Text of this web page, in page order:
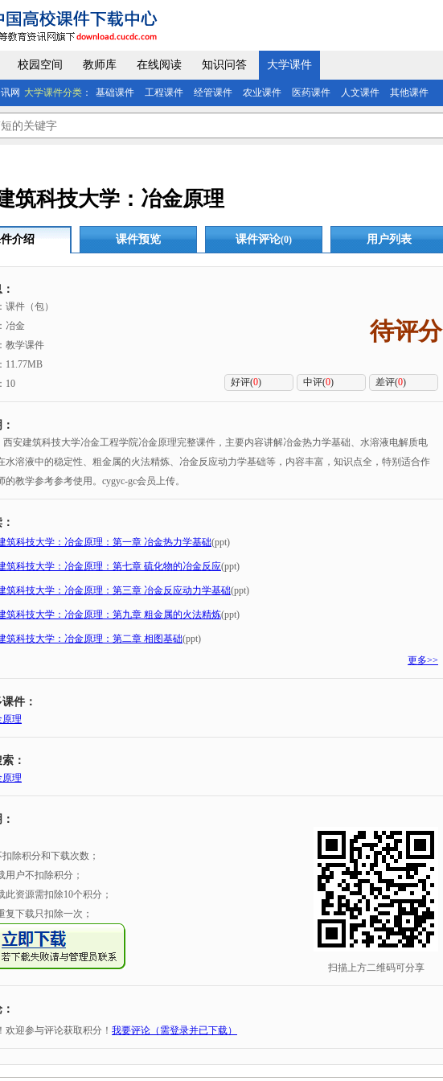
校园空间 教师库 在线阅读 知识问答 大学课件
网 大学课件分类 ： 基础课件 工程课件 经管课件 农业课件 医药课件 人文课件 其他课件
筑科技大学：冶金原理
介绍 课件预览 课件评论(0) 用户列表
待评分
课件（包）
冶金
教学课件
11.77MB
差评(0)
中评(0)
好评(0)
10
西安建筑科技大学冶金工程学院冶金原理完整课件，主要内容讲解冶金热力学基础、水溶液电解质电
水溶液中的稳定性、粗金属的火法精炼、冶金反应动力学基础等，内容丰富，知识点全，特别适合作
的教学参考参考使用。cygyc-gc会员上传。
筑科技大学：冶金原理：第一章 冶金热力学基础(ppt)
筑科技大学：冶金原理：第七章 硫化物的冶金反应(ppt)
筑科技大学：冶金原理：第三章 冶金反应动力学基础(ppt)
筑科技大学：冶金原理：第九章 粗金属的火法精炼(ppt)
筑科技大学：冶金原理：第二章 相图基础(ppt)
更多>>
件：
原理
：
原理
扫描上方二维码可分享
除积分和下载次数；
用户不扣除积分；
此资源需扣除10个积分；
复下载只扣除一次；
欢迎参与评论获取积分！ 我要评论（需登录并已下载）